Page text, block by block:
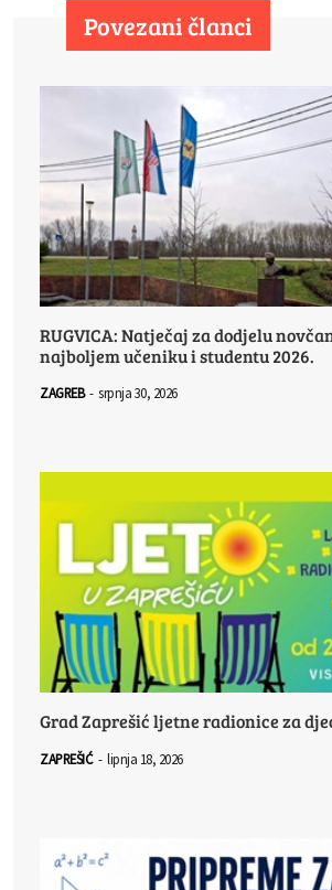
Povezani članci
RUGVICA: Natječaj za dodjelu
najboljem učeniku i studentu 2026.
ZAGREB - srpnja 30, 2026
Grad Zaprešić ljetne radionice za
ZAPREŠIĆ - lipnja 18, 2026